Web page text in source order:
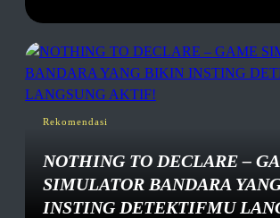
Rekomendasi
NOTHING TO DECLARE –
SIMULATOR BANDARA
INSTING DETEKTIFMU